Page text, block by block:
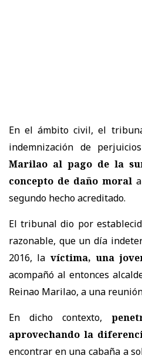
En el ámbito civil, el
indemnización de
Marilao al pago de la
concepto de daño moral
segundo hecho acreditado.
El tribunal dio por
razonable, que un día
2016, la víctima, una
acompañó al entonces
Reinao Marilao, a una
En dicho contexto,
aprovechando la
encontrar en una cabaña a